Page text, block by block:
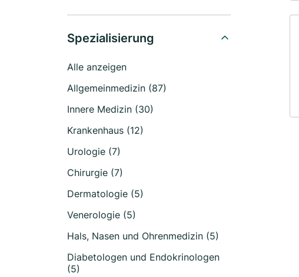
Spezialisierung
Alle anzeigen
Allgemeinmedizin (87)
Innere Medizin (30)
Krankenhaus (12)
Urologie (7)
Chirurgie (7)
Dermatologie (5)
Venerologie (5)
Hals, Nasen und Ohrenmedizin (5)
Diabetologen und Endokrinologen
(5)